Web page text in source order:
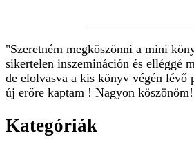
"Szeretném megköszönni a mini
sikertelen inszemináción és elléggé
de elolvasva a kis könyv végén lévő
új erőre kaptam ! Nagyon
Kategóriák